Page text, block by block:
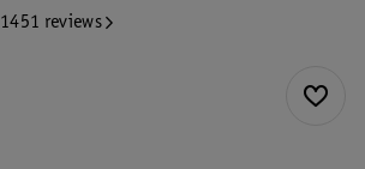
1451 reviews